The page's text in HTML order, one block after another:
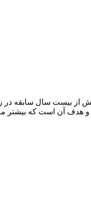
بیش از بیست سال
آن است که بیشتر مردم